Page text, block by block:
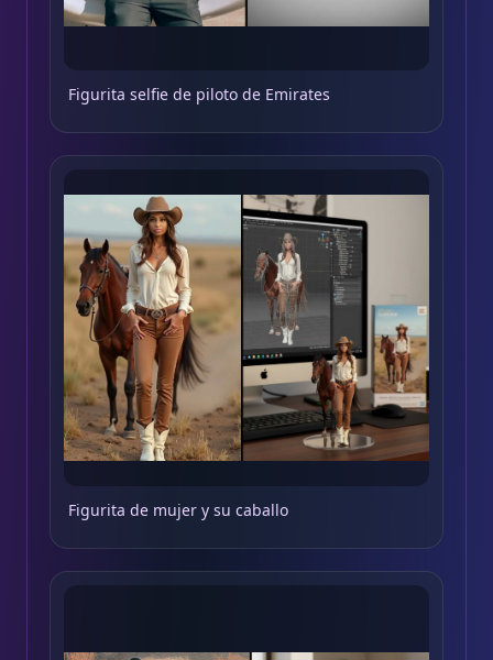
Figurita selfie de piloto de Emirates
Figurita de mujer y su caballo